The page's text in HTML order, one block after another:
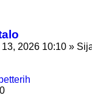
13, 2026 10:10 »